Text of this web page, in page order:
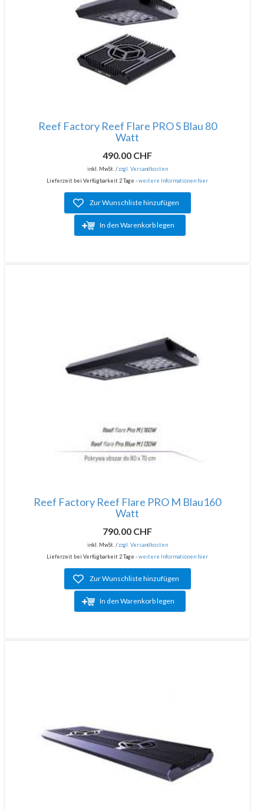
Reef Factory Reef Flare PRO S Blau 80
Watt
490.00 CHF
inkl. MwSt. /zzgl. Versandkosten
Lieferzeit bei Verfügbarkeit 2 Tage -weitere Informationen hier
Zur Wunschliste hinzufügen
In den Warenkorb legen
Reef Factory Reef Flare PRO M Blau160
Watt
790.00 CHF
inkl. MwSt. /zzgl. Versandkosten
Lieferzeit bei Verfügbarkeit 2 Tage -weitere Informationen hier
Zur Wunschliste hinzufügen
In den Warenkorb legen